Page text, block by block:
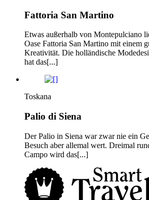
Fattoria San Martino
Etwas außerhalb von Montepulciano
Oase Fattoria San Martino mit einem
Kreativität. Die holländische
hat das[...]
Toskana
Palio di Siena
Der Palio in Siena war zwar nie ein
Besuch aber allemal wert. Dreimal
Campo wird das[...]